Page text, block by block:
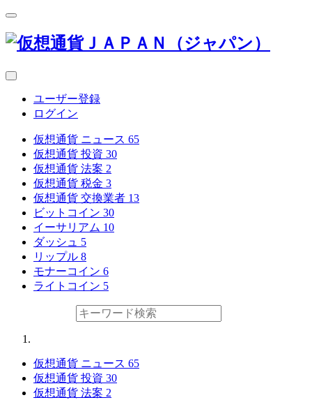
ユーザー登録
ログイン
仮想通貨 ニュース 65
仮想通貨 投資 30
仮想通貨 法案 2
仮想通貨 税金 3
仮想通貨 交換業者 13
ビットコイン 30
イーサリアム 10
ダッシュ 5
リップル 8
モナーコイン 6
ライトコイン 5
仮想通貨 ニュース 65
仮想通貨 投資 30
仮想通貨 法案 2